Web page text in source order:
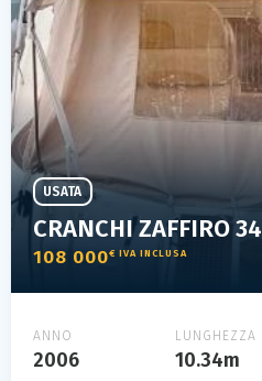
CRANCHI ZAFFIRO 34
108 000€ IVA INCLUSA
USATA
ANNO
2006
LUNGHEZZA
10.34m